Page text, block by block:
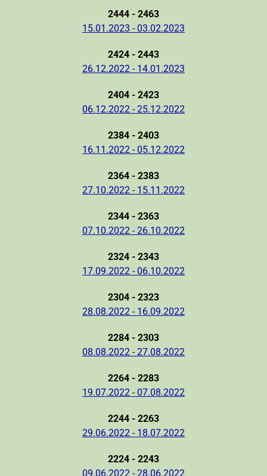
2444 - 2463
15.01.2023 - 03.02.2023
2424 - 2443
26.12.2022 - 14.01.2023
2404 - 2423
06.12.2022 - 25.12.2022
2384 - 2403
16.11.2022 - 05.12.2022
2364 - 2383
27.10.2022 - 15.11.2022
2344 - 2363
07.10.2022 - 26.10.2022
2324 - 2343
17.09.2022 - 06.10.2022
2304 - 2323
28.08.2022 - 16.09.2022
2284 - 2303
08.08.2022 - 27.08.2022
2264 - 2283
19.07.2022 - 07.08.2022
2244 - 2263
29.06.2022 - 18.07.2022
2224 - 2243
09.06.2022 - 28.06.2022